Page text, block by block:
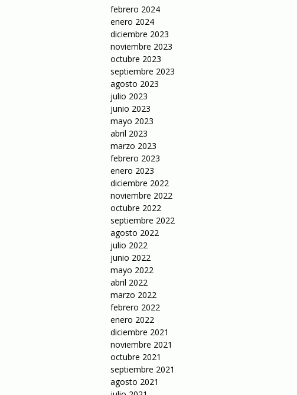
febrero 2024
enero 2024
diciembre 2023
noviembre 2023
octubre 2023
septiembre 2023
agosto 2023
julio 2023
junio 2023
mayo 2023
abril 2023
marzo 2023
febrero 2023
enero 2023
diciembre 2022
noviembre 2022
octubre 2022
septiembre 2022
agosto 2022
julio 2022
junio 2022
mayo 2022
abril 2022
marzo 2022
febrero 2022
enero 2022
diciembre 2021
noviembre 2021
octubre 2021
septiembre 2021
agosto 2021